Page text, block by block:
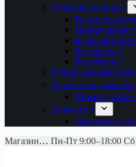
Силовая техника +
Бензиновые
Инверторные
Блоки
Бензорезы +
Бензобуры +
Ручной садовый
Оснастка и
Шнеки для
Запчасти +
Двигатели
Магазины: Калуга ул.
Пн-Пт 9:00–18:00 Сб